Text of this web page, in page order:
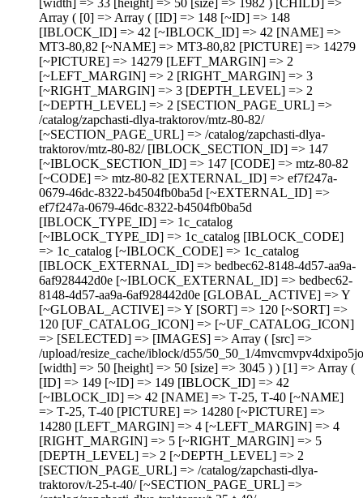
Array ( [0] => Array ( [ID] => 148 [~ID] => 148
[IBLOCK_ID] => 42 [~IBLOCK_ID] => 42 [NAME] =>
МТЗ-80,82 [~NAME] => МТЗ-80,82 [PICTURE] => 14279
[~PICTURE] => 14279 [LEFT_MARGIN] => 2
[~LEFT_MARGIN] => 2 [RIGHT_MARGIN] => 3
[~RIGHT_MARGIN] => 3 [DEPTH_LEVEL] => 2
[~DEPTH_LEVEL] => 2 [SECTION_PAGE_URL] =>
/catalog/zapchasti-dlya-traktorov/mtz-80-82/
[~SECTION_PAGE_URL] => /catalog/zapchasti-dlya-
traktorov/mtz-80-82/ [IBLOCK_SECTION_ID] => 147
[~IBLOCK_SECTION_ID] => 147 [CODE] => mtz-80-82
[~CODE] => mtz-80-82 [EXTERNAL_ID] => ef7f247a-
0679-46dc-8322-b4504fb0ba5d [~EXTERNAL_ID] =>
ef7f247a-0679-46dc-8322-b4504fb0ba5d
[IBLOCK_TYPE_ID] => 1c_catalog
[~IBLOCK_TYPE_ID] => 1c_catalog [IBLOCK_CODE]
=> 1c_catalog [~IBLOCK_CODE] => 1c_catalog
[IBLOCK_EXTERNAL_ID] => bedbec62-8148-4d57-aa9a-
6af928442d0e [~IBLOCK_EXTERNAL_ID] => bedbec62-
8148-4d57-aa9a-6af928442d0e [GLOBAL_ACTIVE] => Y
[~GLOBAL_ACTIVE] => Y [SORT] => 120 [~SORT] =>
120 [UF_CATALOG_ICON] => [~UF_CATALOG_ICON]
=> [SELECTED] => [IMAGES] => Array ( [src] =>
/upload/resize_cache/iblock/d55/50_50_1/
[width] => 50 [height] => 50 [size] => 3045 ) ) [1] => Array (
[ID] => 149 [~ID] => 149 [IBLOCK_ID] => 42
[~IBLOCK_ID] => 42 [NAME] => Т-25, Т-40 [~NAME]
=> Т-25, Т-40 [PICTURE] => 14280 [~PICTURE] =>
14280 [LEFT_MARGIN] => 4 [~LEFT_MARGIN] => 4
[RIGHT_MARGIN] => 5 [~RIGHT_MARGIN] => 5
[DEPTH_LEVEL] => 2 [~DEPTH_LEVEL] => 2
[SECTION_PAGE_URL] => /catalog/zapchasti-dlya-
traktorov/t-25-t-40/ [~SECTION_PAGE_URL] =>